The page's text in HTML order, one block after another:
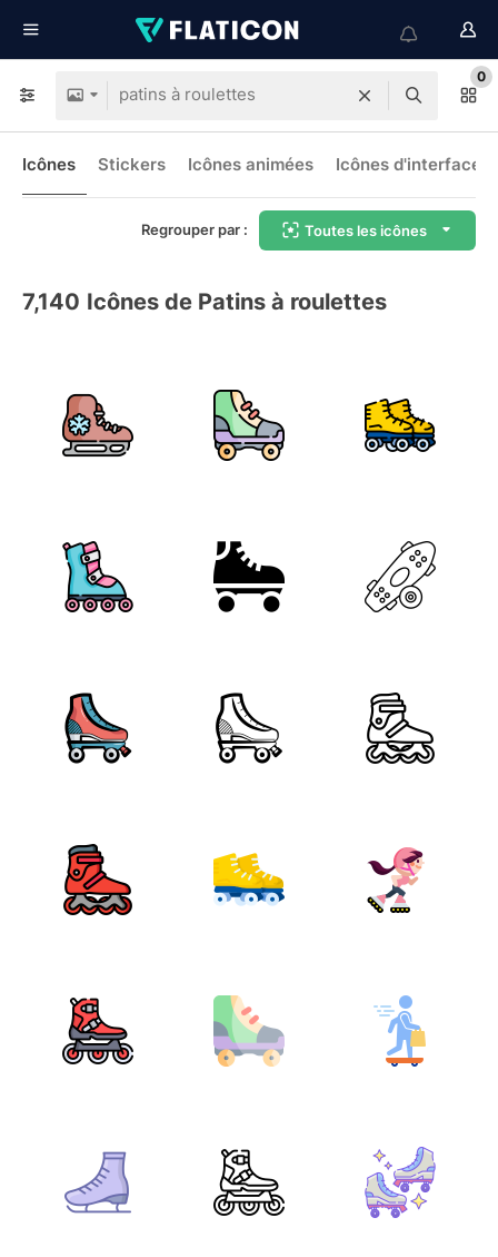
0
Icônes Stickers Icônes animées Icônes d'interface
Regrouper par : Toutes les icônes
7,140 Icônes de Patins à roulettes